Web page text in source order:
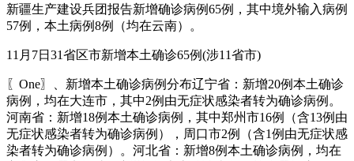
新疆生产建设兵团报告新增确诊病例65例，其中境外输入病例
57例，本土病例8例（均在云南）。
11月7日31省区市新增本土确诊65例(涉11省市)
〖One〗、新增本土确诊病例分布辽宁省：新增20例本土确诊
病例，均在大连市，其中2例由无症状感染者转为确诊病例。
河南省：新增18例本土确诊病例，其中郑州市16例（含13例由
无症状感染者转为确诊病例），周口市2例（含1例由无症状感
染者转为确诊病例）。河北省：新增8例本土确诊病例，均在